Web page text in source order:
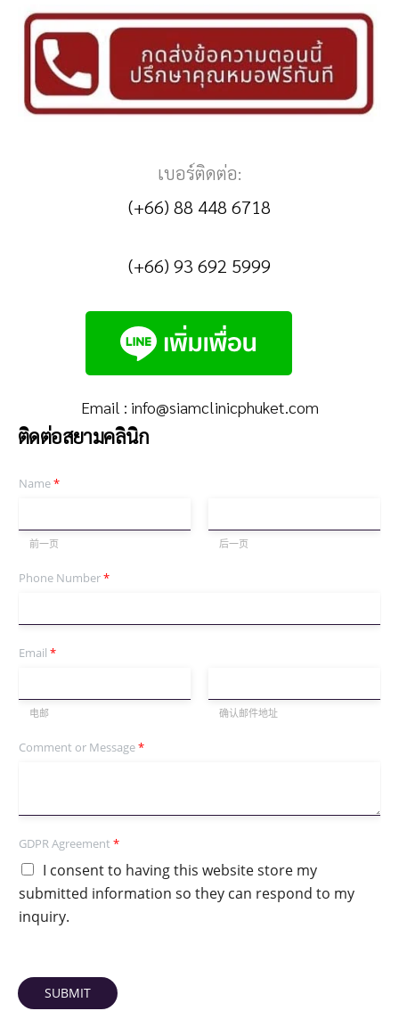
เบอร์ติดต่อ:
(+66) 88 448 6718
(+66) 93 692 5999
Email : info@siamclinicphuket.com
ติดต่อสยามคลินิก
Name*
前一页 后一页
Phone Number*
Email *
电邮 确认邮件地址
Comment or Message*
GDPR Agreement *
I consent to having this website store my
submitted information so they can respond to my
inquiry.
SUBMIT